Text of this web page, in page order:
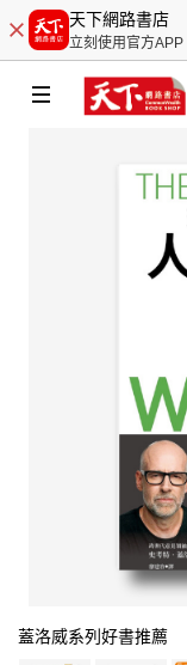
天下網路書店
立刻使用官方APP
蓋洛威系列好書推薦